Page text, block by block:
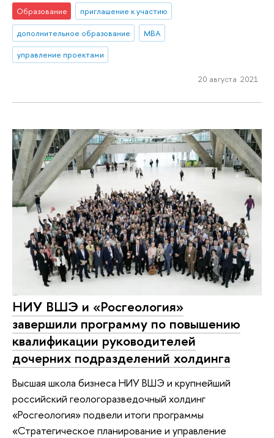
Образование
приглашение к участию
дополнительное образование
MBA
управление проектами
20 августа 2021
НИУ ВШЭ и «Росгеология»
завершили программу по повышению
квалификации руководителей
дочерних подразделений холдинга
Высшая школа бизнеса НИУ ВШЭ и крупнейший
российский геологоразведочный холдинг
«Росгеология» подвели итоги программы
«Стратегическое планирование и управление